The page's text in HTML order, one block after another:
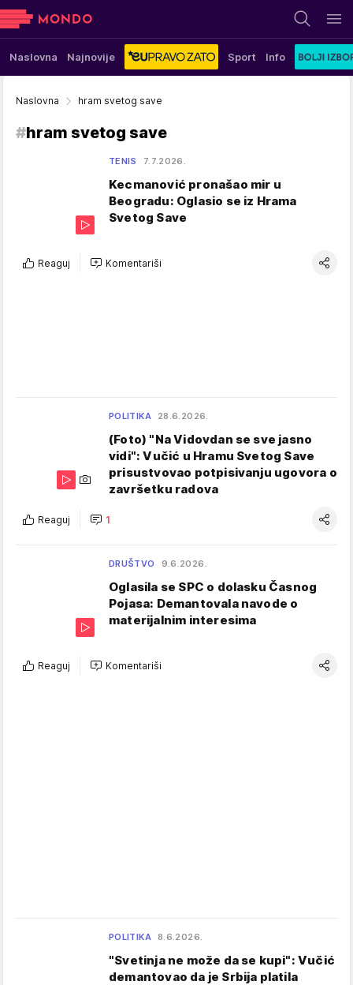
Naslovna Najnovije Sport Info
Naslovna hram svetog save
#hram svetog save
TENIS 7.7.2026.
Kecmanović pronašao mir u
Beogradu: Oglasio se iz Hrama
Svetog Save
Reaguj Komentariši
POLITIKA 28.6.2026.
(Foto) "Na Vidovdan se sve jasno
vidi": Vučić u Hramu Svetog Save
prisustvovao potpisivanju ugovora o
završetku radova
Reaguj 1
DRUŠTVO 9.6.2026.
Oglasila se SPC o dolasku Časnog
Pojasa: Demantovala navode o
materijalnim interesima
Reaguj Komentariši
POLITIKA 8.6.2026.
"Svetinja ne može da se kupi": Vučić
demantovao da je Srbija platila